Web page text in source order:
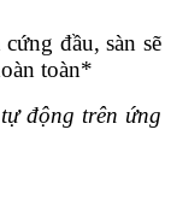
đầu, sàn sẽ
toàn*
động trên ứng